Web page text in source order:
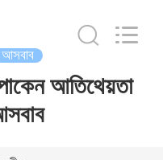
আতিথেয়তা